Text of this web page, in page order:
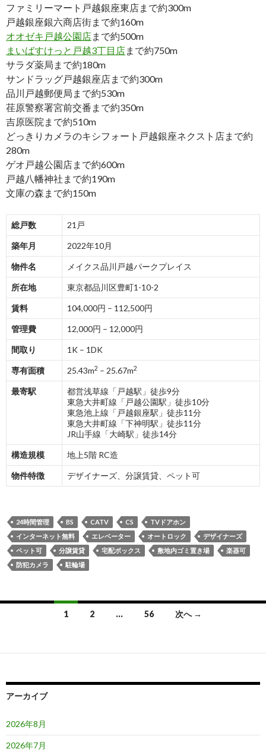
ファミリーマート戸越銀座東店まで約300m
戸越銀座銀六商店街まで約160m
オオゼキ戸越公園店まで約500m
まいばすけっと戸越3丁目店まで約750m
サラダ薬局まで約180m
サンドラッグ戸越銀座店まで約300m
品川戸越郵便局まで約530m
荏原警察署宮前交番まで約350m
吉原医院まで約510m
どっきりカメラのキシフォート戸越銀座ネクスト店まで約
280m
ゲオ戸越公園店まで約600m
戸越八幡神社まで約190m
文庫の森まで約150m
総戸数 21戸
築年月 2022年10月
物件名 メイクス品川戸越パークプレイス
所在地 東京都品川区豊町1-10-2
賃料 104,000円 – 112,500円
管理費 12,000円 – 12,000円
間取り 1K – 1DK
専有面積 25.43m2 – 25.67m2
最寄駅
都営浅草線「戸越駅」徒歩9分
東急大井町線「戸越公園駅」徒歩10分
東急池上線「戸越銀座駅」徒歩11分
東急大井町線「下神明駅」徒歩11分
JR山手線「大崎駅」徒歩14分
構造規模 地上5階 RC造
物件特徴 デザイナーズ、分譲賃貸、ペット可
24時間管理 BS CATV CS
TVドアホン
インターネット無料
エレベーター オートロック
デザイナーズ
ペット可
分譲賃貸 宅配ボックス 敷地内ゴミ置き場
楽器可
防犯カメラ
駐輪場
ナ
ゲ
ー
シ
1 2 … 56 次へ →
アーカイブ
2026年8月
2026年7月